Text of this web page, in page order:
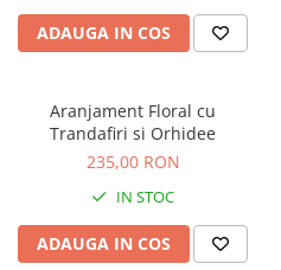
ADAUGA IN COS
Aranjament Floral cu
Trandafiri si Orhidee
235,00 RON
IN STOC
ADAUGA IN COS